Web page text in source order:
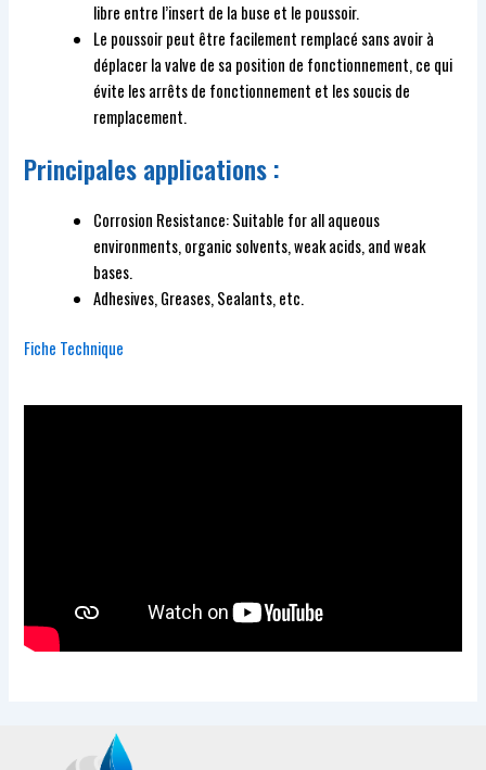
libre entre l’insert de la buse et le poussoir.
Le poussoir peut être facilement remplacé sans avoir à
déplacer la valve de sa position de fonctionnement, ce qui
évite les arrêts de fonctionnement et les soucis de
remplacement.
Principales applications :
Corrosion Resistance: Suitable for all aqueous
environments, organic solvents, weak acids, and weak
bases.
Adhesives, Greases, Sealants, etc.
Fiche Technique